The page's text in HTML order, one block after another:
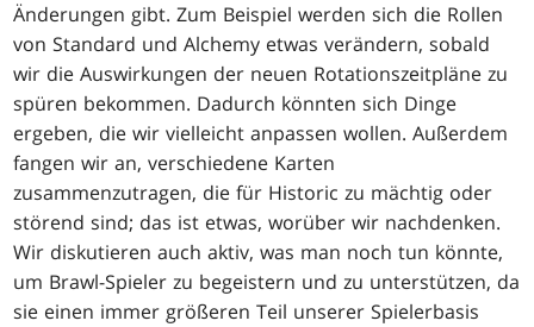
Änderungen gibt. Zum Beispiel werden sich die Rollen
von Standard und Alchemy etwas verändern, sobald
wir die Auswirkungen der neuen Rotationszeitpläne zu
spüren bekommen. Dadurch könnten sich Dinge
ergeben, die wir vielleicht anpassen wollen. Außerdem
fangen wir an, verschiedene Karten
zusammenzutragen, die für Historic zu mächtig oder
störend sind; das ist etwas, worüber wir nachdenken.
Wir diskutieren auch aktiv, was man noch tun könnte,
um Brawl-Spieler zu begeistern und zu unterstützen, da
sie einen immer größeren Teil unserer Spielerbasis